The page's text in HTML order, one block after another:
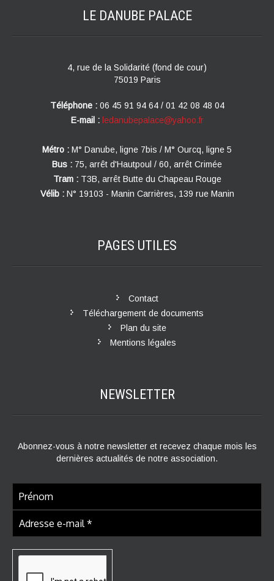
LE DANUBE PALACE
4, rue de la Solidarité (fond de cour)
75019 Paris
Téléphone : 06 45 91 94 64 / 01 42 08 48 04
E-mail : ledanubepalace@yahoo.fr
Métro : M° Danube, ligne 7bis / M° Ourcq, ligne 5
Bus : 75, arrêt d'Hautpoul / 60, arrêt Crimée
Tram : T3B, arrêt Butte du Chapeau Rouge
Vélib : N° 19103 - Manin Carrières, 139 rue Manin
PAGES UTILES
Contact
Téléchargement de documents
Plan du site
Mentions légales
NEWSLETTER
Abonnez-vous à notre newsletter et recevez chaque mois les
dernières actualités de notre association.